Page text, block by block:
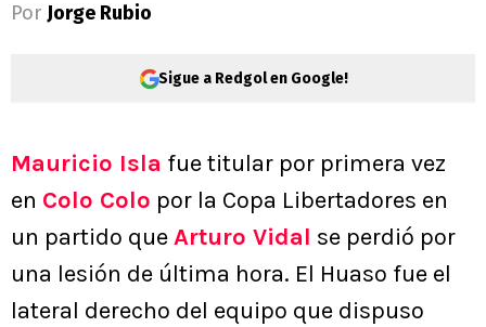
Por Jorge Rubio
Sigue a Redgol en Google!
Mauricio Isla fue titular por primera vez
en Colo Colo por la Copa Libertadores en
un partido queArturo Vidal se perdió por
una lesión de última hora. El Huaso fue el
lateral derecho del equipo que dispuso